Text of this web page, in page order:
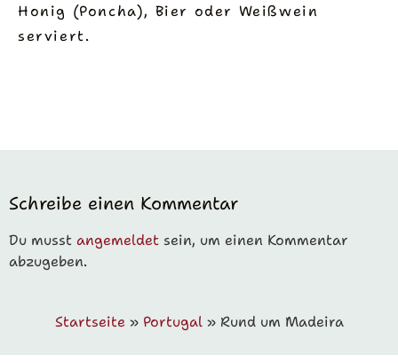
Honig (Poncha), Bier oder Weißwein
serviert.
Schreibe einen Kommentar
Du musst angemeldet sein, um einen Kommentar
abzugeben.
Startseite » Portugal» Rund um Madeira